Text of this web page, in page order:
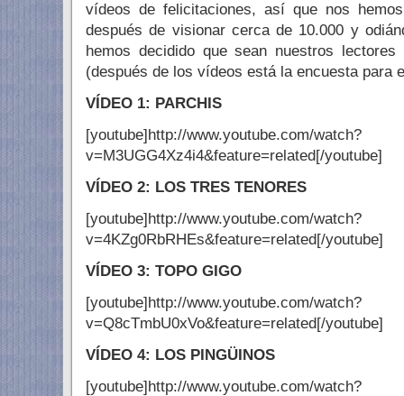
vídeos de felicitaciones, así que nos
después de visionar cerca de 10.000 y
hemos decidido que sean nuestros
(después de los vídeos está la encuesta para
VÍDEO 1: PARCHIS
[youtube]http://www.youtube.com/watch?
v=M3UGG4Xz4i4&feature=related[/youtube]
VÍDEO 2: LOS TRES TENORES
[youtube]http://www.youtube.com/watch?
v=4KZg0RbRHEs&feature=related[/youtube]
VÍDEO 3: TOPO GIGO
[youtube]http://www.youtube.com/watch?
v=Q8cTmbU0xVo&feature=related[/youtube]
VÍDEO 4: LOS PINGÜINOS
[youtube]http://www.youtube.com/watch?